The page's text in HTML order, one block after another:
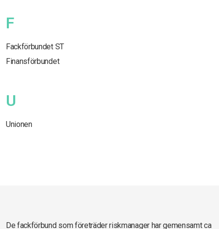
F
Fackförbundet ST
Finansförbundet
U
Unionen
De fackförbund som företräder riskmanager har gemensamt ca